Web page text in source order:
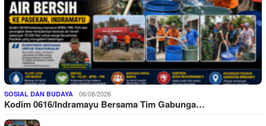
SOSIAL DAN BUDAYA 06/08/2026
Kodim 0616/Indramayu Bersama Tim Gabunga…